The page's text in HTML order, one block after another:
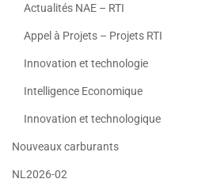
Actualités NAE – RTI
Appel à Projets – Projets RTI
Innovation et technologie
Intelligence Economique
Innovation et technologique
Nouveaux carburants
NL2026-02